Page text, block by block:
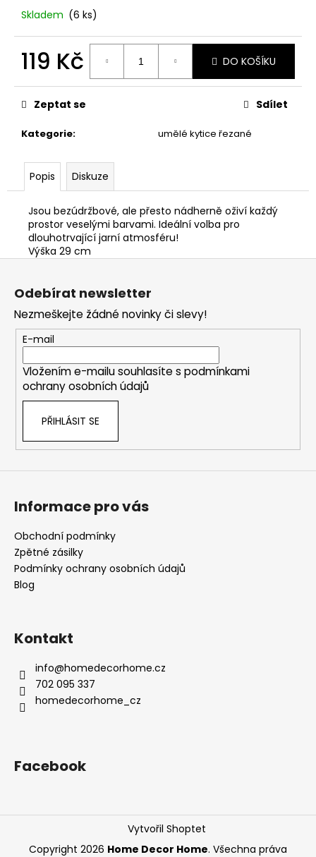
Skladem (6 ks)
119 Kč DO KOŠÍKU
Kategorie: umělé kytice řezané
Zeptat se Sdílet
Popis Diskuze
Jsou bezúdržbové, ale přesto nádherně oživí každý
prostor veselými barvami. Ideální volba pro
dlouhotrvající jarní atmosféru!
Výška 29 cm
KRABIČKA
DOMEK.
25
Kč
Odebírat newsletter
Nezmeškejte žádné novinky či slevy!
E-mail
Vložením e-mailu souhlasíte s podmínkami
ochrany osobních údajů
PŘIHLÁSIT SE
Informace pro vás
Obchodní podmínky
Zpětné zásilky
Podmínky ochrany osobních údajů
Blog
Kontakt
info@homedecorhome.cz
702 095 337
homedecorhome_cz
Facebook
Vytvořil Shoptet
Copyright 2026 Home Decor Home. Všechna práva